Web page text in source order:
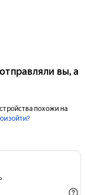
вы, а
похожи на